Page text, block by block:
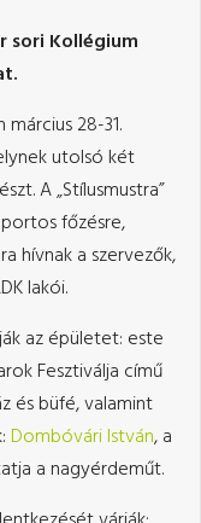
sori Kollégium
28-31.
utolsó két
A „Stílusmustra”
főzésre,
hívnak a szervezők,
lakói.
az épületet: este
Fesztiválja című
és büfé, valamint
Dombóvári István, a
a nagyérdeműt.